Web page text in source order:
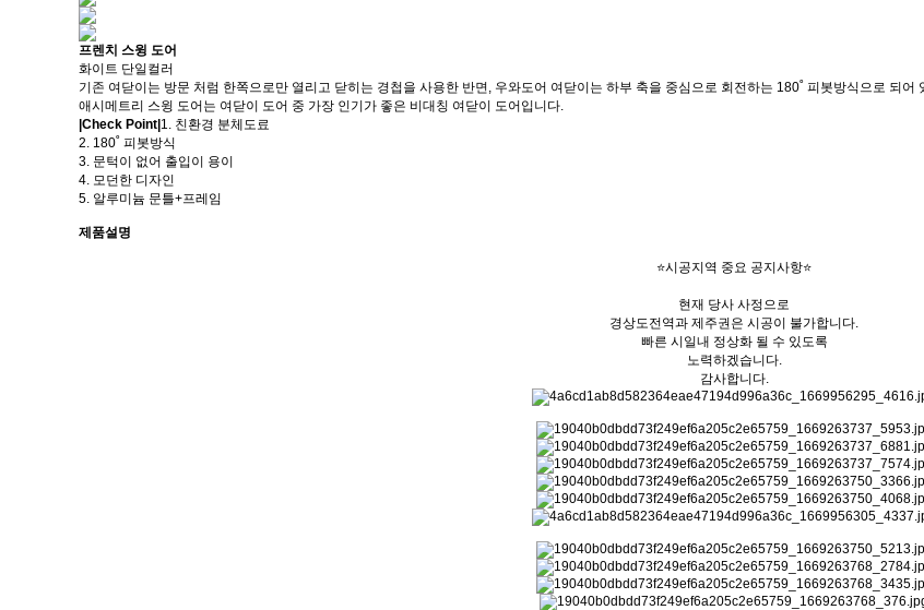
프렌치 스윙 도어
화이트 단일컬러
기존 여닫이는 방문 처럼 한쪽으로만 열리고 닫히는 경첩을 사용한 반면, 우와도어 여닫이는 하부 축을 중심으로 회전하는 180˚ 피봇방식으로 되
애시메트리 스윙 도어는 여닫이 도어 중 가장 인기가 좋은 비대칭 여닫이 도어입니다.
|Check Point| 1. 친환경 분체도료
2. 180˚ 피봇방식
3. 문턱이 없어 출입이 용이
4. 모던한 디자인
5. 알루미늄 문틀+프레임
제품설명
⭐시공지역 중요 공지사항⭐
현재 당사 사정으로
경상도전역과 제주권은 시공이 불가합니다.
빠른 시일내 정상화 될 수 있도록
노력하겠습니다.
감사합니다.